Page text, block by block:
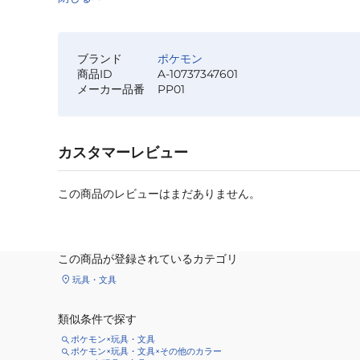
ブランド
ポケモン
商品ID
A-10737347601
メーカー品番
PP01
カスタマーレビュー
この商品のレビューはまだありません。
この商品が登録されているカテゴリ
玩具・文具
類似条件で探す
ポケモン×玩具・文具
ポケモン×玩具・文具×その他のカラー